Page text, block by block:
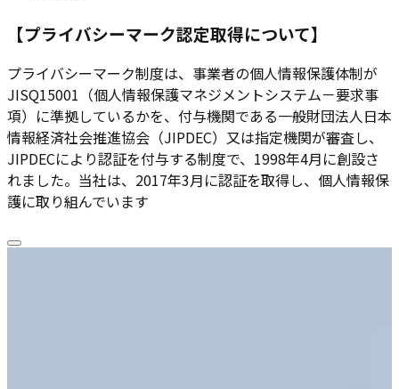
【プライバシーマーク認定取得について】
プライバシーマーク制度は、事業者の個人情報保護体制が
JISQ15001（個人情報保護マネジメントシステム－要求事
項）に準拠しているかを、付与機関である一般財団法人日本
情報経済社会推進協会（JIPDEC）又は指定機関が審査し、
JIPDECにより認証を付与する制度で、1998年4月に創設さ
れました。当社は、2017年3月に認証を取得し、個人情報保
護に取り組んでいます